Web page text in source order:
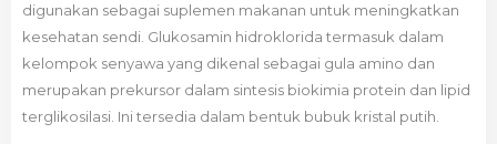
digunakan sebagai suplemen makanan untuk meningkatkan
kesehatan sendi. Glukosamin hidroklorida termasuk dalam
kelompok senyawa yang dikenal sebagai gula amino dan
merupakan prekursor dalam sintesis biokimia protein dan lipid
terglikosilasi. Ini tersedia dalam bentuk bubuk kristal putih.